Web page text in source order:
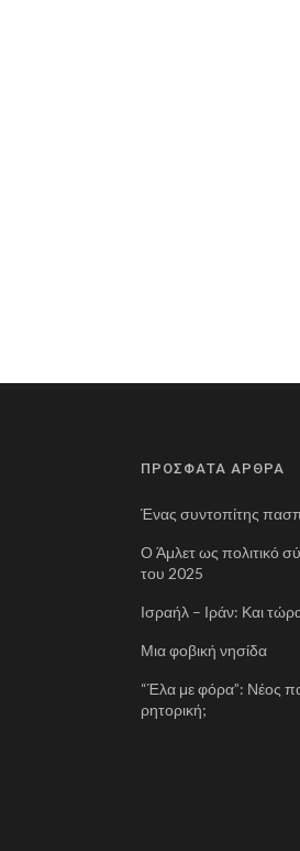
ΠΡΟΣΦΑΤΑ ΑΡΘΡΑ
Ένας συντοπίτης
Ο Άμλετ ως πολιτικό
του 2025
Ισραήλ – Ιράν: Και
Μια φοβική νησίδα
“Έλα με φόρα”: Νέος
ρητορική;